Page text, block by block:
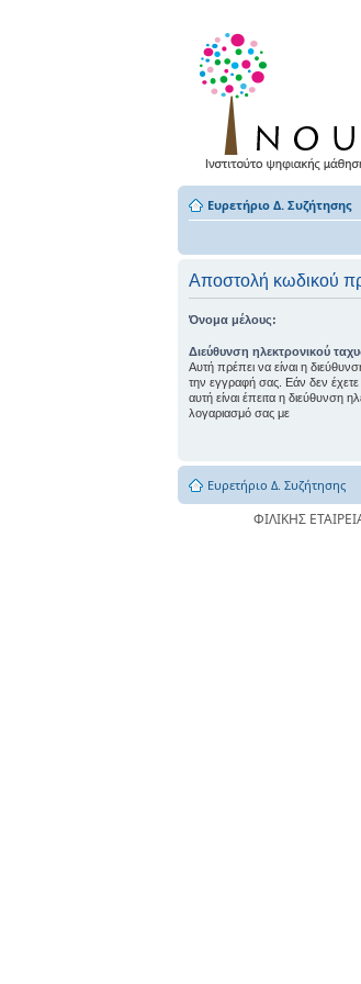
Ευρετήριο Δ. Συζήτησης
Αποστολή κωδικού
Όνομα μέλους:
Διεύθυνση ηλεκτρονικού
Αυτή πρέπει να είναι η
την εγγραφή σας. Εάν δεν
αυτή είναι έπειτα η διεύθυνση
λογαριασμό σας με
Ευρετήριο Δ. Συζήτησης
ΦΙΛΙΚΗΣ